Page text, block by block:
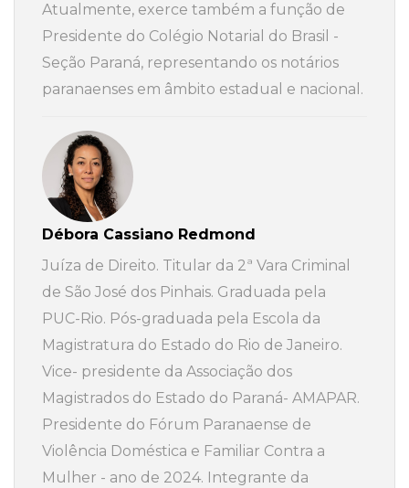
Atualmente, exerce também a função de
Presidente do Colégio Notarial do Brasil -
Seção Paraná, representando os notários
paranaenses em âmbito estadual e nacional.
Débora Cassiano Redmond
Juíza de Direito. Titular da 2ª Vara Criminal
de São José dos Pinhais. Graduada pela
PUC-Rio. Pós-graduada pela Escola da
Magistratura do Estado do Rio de Janeiro.
Vice- presidente da Associação dos
Magistrados do Estado do Paraná- AMAPAR.
Presidente do Fórum Paranaense de
Violência Doméstica e Familiar Contra a
Mulher - ano de 2024. Integrante da